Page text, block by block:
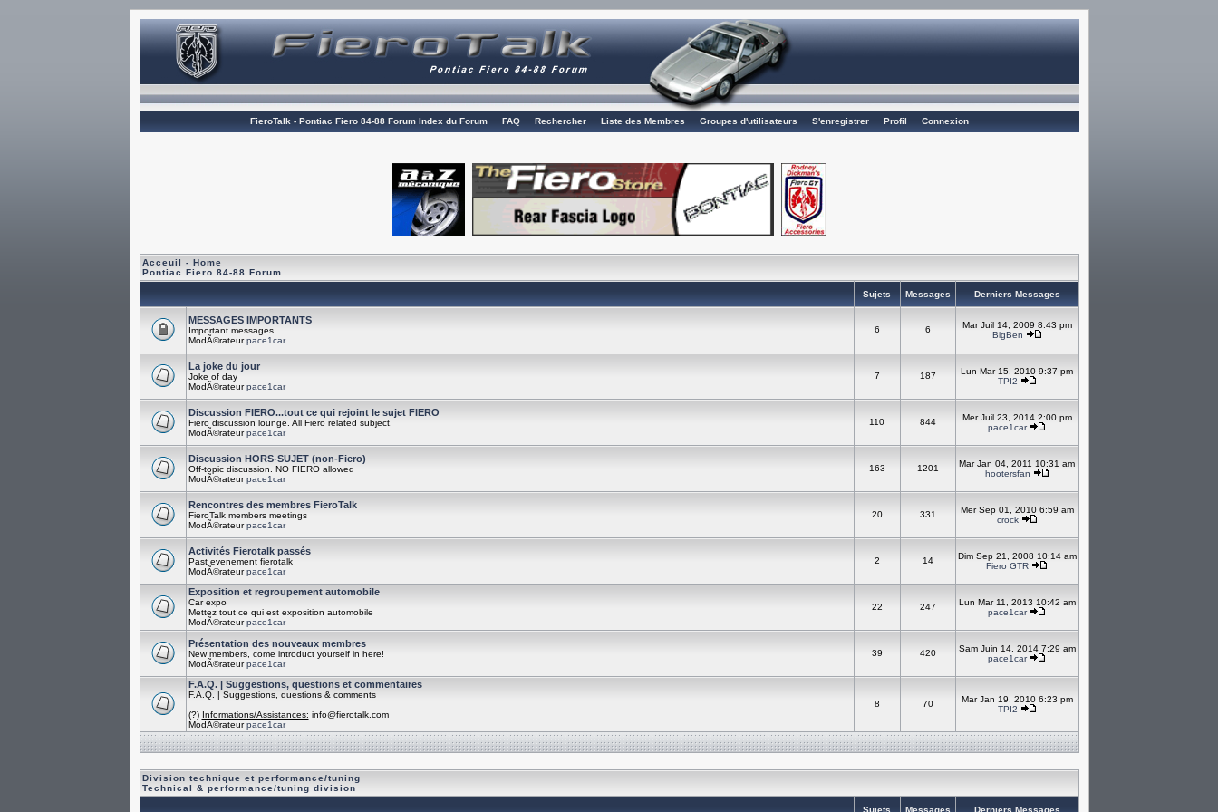
FieroTalk - Pontiac Fiero 84-88 Forum Index du Forum FAQ Rechercher Liste des Membres Groupes d'utilisateurs S'enregistrer Profil Connexion
Acceuil - Home
Pontiac Fiero 84-88 Forum
Sujets Messages Derniers Messages
MESSAGES IMPORTANTS
Important messages
ModÃ©rateurpace1car
6 6
Mar Juil 14, 2009 8:43 pm
BigBen
La joke du jour
Joke of day
ModÃ©rateurpace1car
7 187
Lun Mar 15, 2010 9:37 pm
TPI2
Discussion FIERO...tout ce qui rejoint le sujet FIERO
Fiero discussion lounge. All Fiero related subject.
ModÃ©rateurpace1car
110 844
Mer Juil 23, 2014 2:00 pm
pace1car
Discussion HORS-SUJET (non-Fiero)
Off-topic discussion. NO FIERO allowed
ModÃ©rateurpace1car
163 1201
Mar Jan 04, 2011 10:31 am
hootersfan
Rencontres des membres FieroTalk
FieroTalk members meetings
ModÃ©rateurpace1car
20 331
Mer Sep 01, 2010 6:59 am
crock
Activités Fierotalk passés
Past evenement fierotalk
ModÃ©rateurpace1car
2 14
Dim Sep 21, 2008 10:14 am
Fiero GTR
Exposition et regroupement automobile
Car expo
Mettez tout ce qui est exposition automobile
ModÃ©rateurpace1car
22 247
Lun Mar 11, 2013 10:42 am
pace1car
Présentation des nouveaux membres
New members, come introduct yourself in here!
ModÃ©rateurpace1car
39 420
Sam Juin 14, 2014 7:29 am
pace1car
F.A.Q. | Suggestions, questions et commentaires
F.A.Q. | Suggestions, questions & comments
(?) Informations/Assistances: info@fierotalk.com
ModÃ©rateurpace1car
8 70
Mar Jan 19, 2010 6:23 pm
TPI2
Division technique et performance/tuning
Technical & performance/tuning division
Sujets Messages Derniers Messages